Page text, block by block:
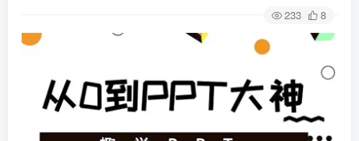
233 8